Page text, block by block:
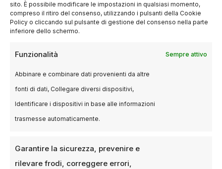
sito. È possibile modificare le impostazioni in qualsiasi momento,
compreso il ritiro del consenso, utilizzando i pulsanti della Cookie
Policy o cliccando sul pulsante di gestione del consenso nella parte
inferiore dello schermo.
Funzionalità Sempre attivo
Abbinare e combinare dati provenienti da altre
fonti di dati, Collegare diversi dispositivi,
Identificare i dispositivi in base alle informazioni
trasmesse automaticamente.
Garantire la sicurezza, prevenire e
rilevare frodi, correggere errori,
RECENSIONI
Pompei Z, il primo film post-
apocalittico interamente girato
con l’intelligenza artificiale
Bessi e Kalicon promette…